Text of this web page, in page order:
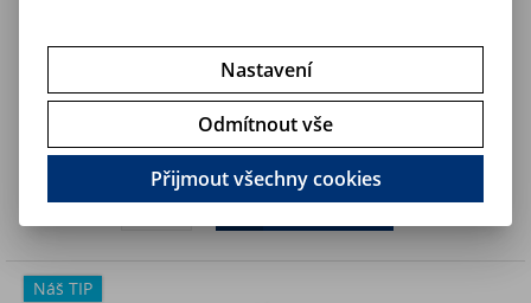
Pax Bellum ARID N18 - PROfi reaktor na makrořasy (~450L)
13 214,90 Kč (bez DPH)
Není na skladě
Koupit
Náš TIP
Nastavení
Odmítnout vše
Přijmout všechny cookies